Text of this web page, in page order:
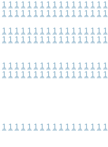
1 1 1 1 1 1 1 1 1 1 1 1 1 1 1 1 1
1 1 1 1 1 1 1 1 1 1 1 1 1 1 1 1 1
1 1 1 1 1 1 1 1 1 1 1 1 1 1 1 1 1
1 1 1 1 1 1 1 1 1 1 1 1 1 1 1 1 1
1 1 1 1 1 1 1 1 1 1 1 1 1 1 1 1 1
1 1 1 1 1 1 1 1 1 1 1 1 1 1 1 1 1
1 1 1 1 1 1 1 1 1 1 1 1 1 1 1 1 1